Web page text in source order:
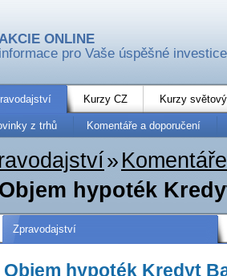
ONLINE
informace pro Vaše úspěšné investice
Kurzy CZ Kurzy
z trhů Komentáře a doporučení
»
Objem hypoték
Zpravodajství
Objem hypoték Kredyt